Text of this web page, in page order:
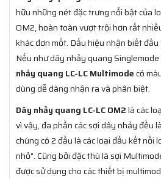
hữu những nét đặc trưng nổi bật của
OM2, hoàn toàn vượt trội hơn rất
khác đơn mốt. Dấu hiệu nhận biết đầu
Nếu như dây nhảy quang
nhảy quang LC-LC Multimodecó
dùng dễ dàng nhận ra và phân biệt.
Dây nhảy quang LC-LC OM2là các
vì vậy, đa phần các sợi dây nhảy đều
chúng có 2 đầu là các loại đầu kết nối
nhỏ". Cũng bởi đặc thù là sợi
được sử dụng cho các thiết bị